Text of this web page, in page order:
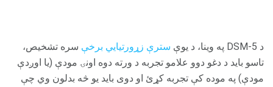
د DSM-5 په وینا، د یوې سترې زړورتیایي برخې سره تشخیص،
تاسو باید د دغو دوو علامو تجربه د ورته دوه اونۍ مودې (یا اوږدې
مودې) په موده کې تجربه کړئ او دوی باید یو څه بدلون وي چې